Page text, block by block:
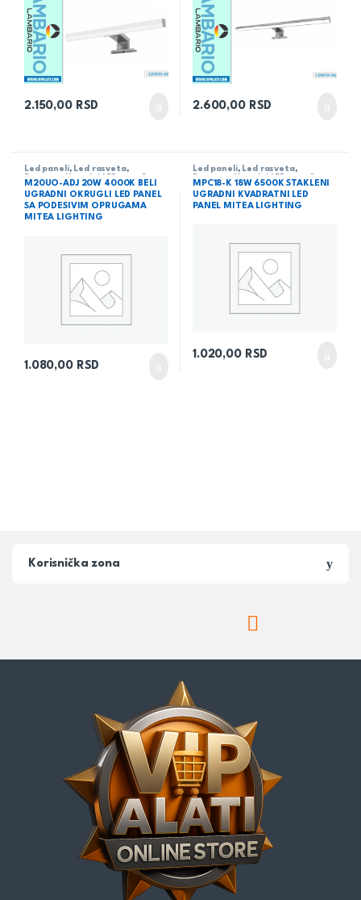
2.150,00 RSD 2.600,00 RSD
Led paneli, Led rasveta,
M20UO-ADJ 20W 4000K BELI
UGRADNI OKRUGLI LED PANEL
SA PODESIVIM OPRUGAMA
MITEA LIGHTING
1.080,00 RSD
Led paneli, Led rasveta,
MPC18-K 18W 6500K STAKLENI
UGRADNI KVADRATNI LED
PANEL MITEA LIGHTING
1.020,00 RSD
Korisnička zona